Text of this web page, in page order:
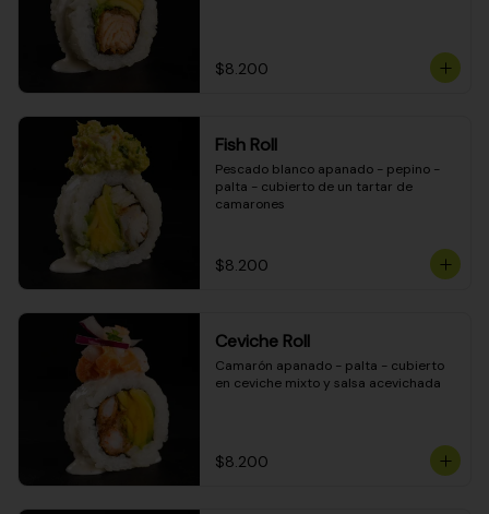
$8.200
Fish Roll
Pescado blanco apanado - pepino -
palta - cubierto de un tartar de
camarones
$8.200
Ceviche Roll
Camarón apanado - palta - cubierto
en ceviche mixto y salsa acevichada
$8.200